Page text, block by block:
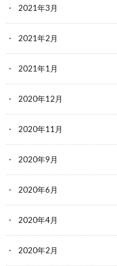
2021年3月
2021年2月
2021年1月
2020年12月
2020年11月
2020年9月
2020年6月
2020年4月
2020年2月